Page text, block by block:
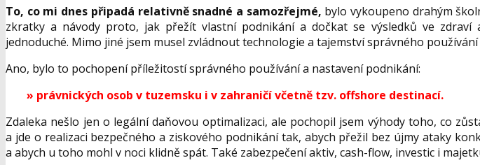
To, co mi dnes připadá relativně snadné a samozřejmé, bylo vykoupeno drahým
zkratky a návody proto, jak přežít vlastní podnikání a dočkat se výsledků ve zdraví
jednoduché. Mimo jiné jsem musel zvládnout technologie a tajemství správného používání
Ano, bylo to pochopení příležitostí správného používání a nastavení podnikání:
» právnických osob v tuzemsku i v zahraničí včetně tzv. offshore destinací.
Zdaleka nešlo jen o legální daňovou optimalizaci, ale pochopil jsem výhody toho, co
a jde o realizaci bezpečného a ziskového podnikání tak, abych přežil bez újmy ataky
a abych u toho mohl v noci klidně spát. Také zabezpečení aktiv, cash-flow, investic i